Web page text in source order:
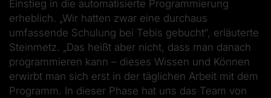
Einstieg in die automatisierte Programmierung
erheblich. „Wir hatten zwar eine durchaus
umfassende Schulung bei Tebis gebucht“, erläuterte
Steinmetz. „Das heißt aber nicht, dass man danach
programmieren kann – dieses Wissen und Können
erwirbt man sich erst in der täglichen Arbeit mit dem
Programm. In dieser Phase hat uns das Team von